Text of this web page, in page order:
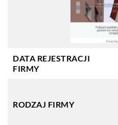
DATA REJESTRACJI
FIRMY
RODZAJ FIRMY